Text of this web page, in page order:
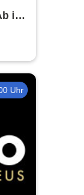
in
Uhr